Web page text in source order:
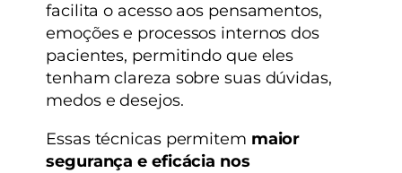
facilita o acesso aos pensamentos,
emoções e processos internos dos
pacientes, permitindo que eles
tenham clareza sobre suas dúvidas,
medos e desejos.
Essas técnicas permitem maior
segurança e eficácia nos